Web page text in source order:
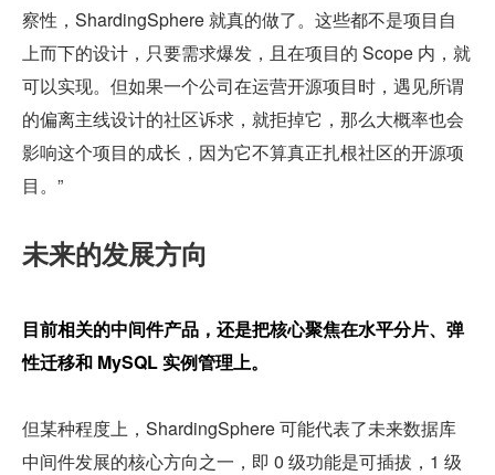
察性，ShardingSphere 就真的做了。这些都不是项目自
上而下的设计，只要需求爆发，且在项目的 Scope 内，就
可以实现。但如果一个公司在运营开源项目时，遇见所谓
的偏离主线设计的社区诉求，就拒掉它，那么大概率也会
影响这个项目的成长，因为它不算真正扎根社区的开源项
目。”
未来的发展方向
目前相关的中间件产品，还是把核心聚焦在水平分片、弹
性迁移和 MySQL 实例管理上。
但某种程度上，ShardingSphere 可能代表了未来数据库
中间件发展的核心方向之一，即 0 级功能是可插拔，1 级